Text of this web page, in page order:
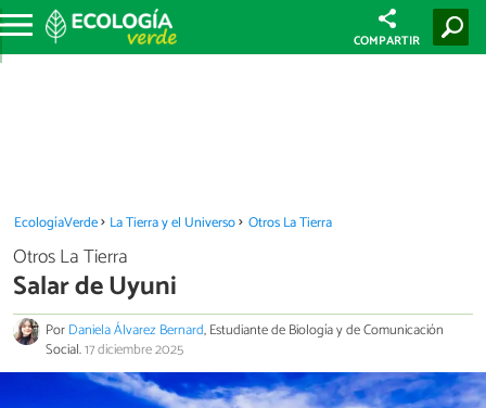
COMPARTIR
EcologíaVerde La Tierra y el Universo Otros La Tierra
Otros La Tierra
Salar de Uyuni
PorDaniela Álvarez Bernard, Estudiante de Biología y de Comunicación
Social.17 diciembre 2025